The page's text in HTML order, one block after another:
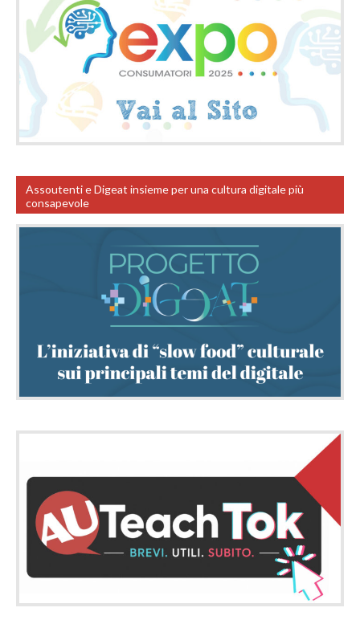
Assoutenti e Digeat insieme per una cultura digitale più
consapevole